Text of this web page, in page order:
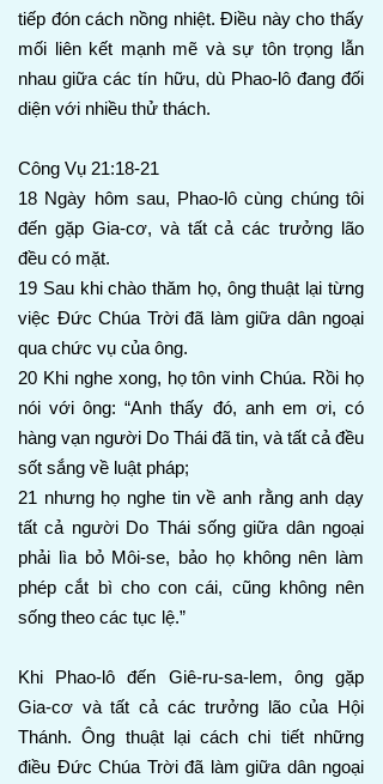
tiếp đón cách nồng nhiệt. Điều này cho thấy
mối liên kết mạnh mẽ và sự tôn trọng lẫn
nhau giữa các tín hữu, dù Phao-lô đang đối
diện với nhiều thử thách.
Công Vụ 21:18-21
18 Ngày hôm sau, Phao-lô cùng chúng tôi
đến gặp Gia-cơ, và tất cả các trưởng lão
đều có mặt.
19 Sau khi chào thăm họ, ông thuật lại từng
việc Đức Chúa Trời đã làm giữa dân ngoại
qua chức vụ của ông.
20 Khi nghe xong, họ tôn vinh Chúa. Rồi họ
nói với ông: “Anh thấy đó, anh em ơi, có
hàng vạn người Do Thái đã tin, và tất cả đều
sốt sắng về luật pháp;
21 nhưng họ nghe tin về anh rằng anh dạy
tất cả người Do Thái sống giữa dân ngoại
phải lìa bỏ Môi-se, bảo họ không nên làm
phép cắt bì cho con cái, cũng không nên
sống theo các tục lệ.”
Khi Phao-lô đến Giê-ru-sa-lem, ông gặp
Gia-cơ và tất cả các trưởng lão của Hội
Thánh. Ông thuật lại cách chi tiết những
điều Đức Chúa Trời đã làm giữa dân ngoại